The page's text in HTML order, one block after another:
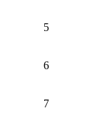
5
6
7